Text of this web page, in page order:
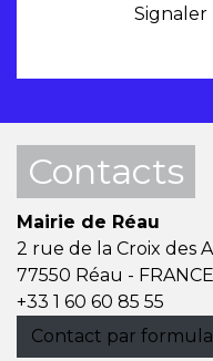
Contacts
Mairie de Réau
2 rue de la Croix des
77550 Réau - FRANCE
+33 1 60 60 85 55
Contact par